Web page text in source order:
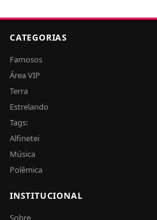
CATEGORIAS
Famosos
Área VIP
Terra
Estrelando
Tags:
Alfinetei
Música
Polêmica
INSTITUCIONAL
Sobre